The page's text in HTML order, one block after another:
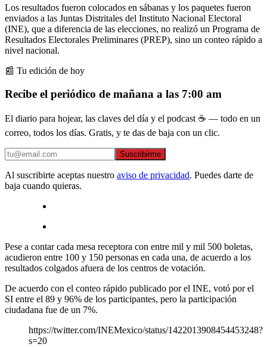
Los resultados fueron colocados en sábanas y los paquetes fueron
enviados a las Juntas Distritales del Instituto Nacional Electoral
(INE), que a diferencia de las elecciones, no realizó un Programa de
Resultados Electorales Preliminares (PREP), sino un conteo rápido a
nivel nacional.
📰 Tu edición de hoy
Recibe el periódico de mañana a las 7:00 am
El diario para hojear, las claves del día y el podcast ☕ — todo en un
correo, todos los días. Gratis, y te das de baja con un clic.
Suscribirme
Al suscribirte aceptas nuestro aviso de privacidad. Puedes darte de
baja cuando quieras.
Pese a contar cada mesa receptora con entre mil y mil 500 boletas,
acudieron entre 100 y 150 personas en cada una, de acuerdo a los
resultados colgados afuera de los centros de votación.
De acuerdo con el conteo rápido publicado por el INE, votó por el
SI entre el 89 y 96% de los participantes, pero la participación
ciudadana fue de un 7%.
https://twitter.com/INEMexico/status/1422013908454453248?
s=20